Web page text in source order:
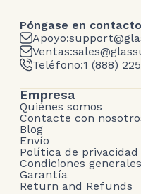
Póngase en
Apoyo:
Ventas:
Teléfono:1 (888)
Empresa
Quiénes somos
Contacte con
Blog
Envío
Política de privacidad
Condiciones generales
Garantía
Return and Refunds